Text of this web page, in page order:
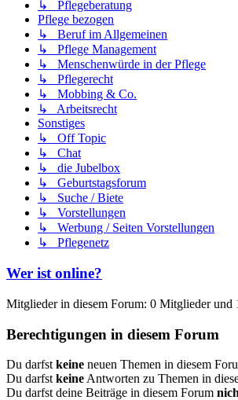
↳ Pflegeberatung
Pflege bezogen
↳ Beruf im Allgemeinen
↳ Pflege Management
↳ Menschenwürde in der Pflege
↳ Pflegerecht
↳ Mobbing & Co.
↳ Arbeitsrecht
Sonstiges
↳ Off Topic
↳ Chat
↳ die Jubelbox
↳ Geburtstagsforum
↳ Suche / Biete
↳ Vorstellungen
↳ Werbung / Seiten Vorstellungen
↳ Pflegenetz
Wer ist online?
Mitglieder in diesem Forum: 0 Mitglieder und
Berechtigungen in diesem Forum
Du darfst keine neuen Themen in diesem
Du darfst keine Antworten zu Themen in
Du darfst deine Beiträge in diesem Forum